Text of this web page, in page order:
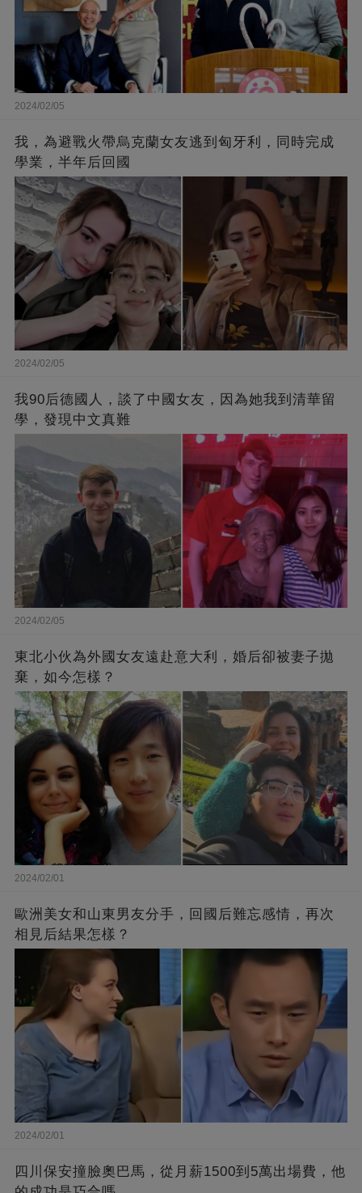
2024/02/05
我，為避戰火帶烏克蘭女友逃到匈牙利，同時完成
學業，半年后回國
2024/02/05
我90后德國人，談了中國女友，因為她我到清華留
學，發現中文真難
2024/02/05
東北小伙為外國女友遠赴意大利，婚后卻被妻子拋
棄，如今怎樣？
2024/02/01
歐洲美女和山東男友分手，回國后難忘感情，再次
相見后結果怎樣？
2024/02/01
四川保安撞臉奧巴馬，從月薪1500到5萬出場費，他